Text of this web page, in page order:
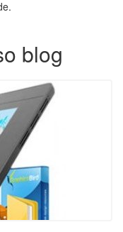
blog